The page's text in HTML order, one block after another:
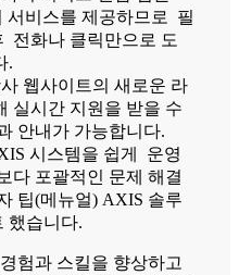
서비스를 제공하므로 필
전화나 클릭만으로 도
.
웹사이트의 새로운 라
실시간 지원을 받을 수
안내가 가능합니다.
시스템을 쉽게 운영
다 포괄적인 문제 해결
팁(메뉴얼) AXIS 솔루
했습니다.
험과 스킬을 향상하고